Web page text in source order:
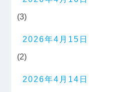
(3)
2026年4月15日
(2)
2026年4月14日